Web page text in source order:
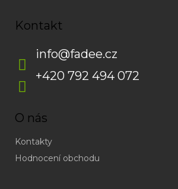
Kontakt
info@fadee.cz
+420 792 494 072
O nás
Kontakty
Hodnocení obchodu